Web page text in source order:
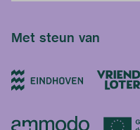
Met steun van